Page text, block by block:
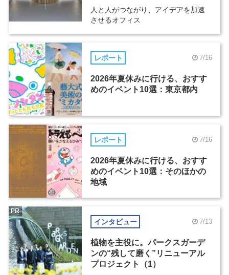
人と人がつながり、アイデアを加速
させるオフィス
レポート 7/16
2026年夏休みに行ける、おすす
めのイベント10選：東京都内
レポート 7/16
2026年夏休みに行ける、おすす
めのイベント10選：そのほかの
地域
インタビュー 7/13
植物を主役に。パークスガーデ
ンの“残して磨く”リニューアル
プロジェクト（1）
PR